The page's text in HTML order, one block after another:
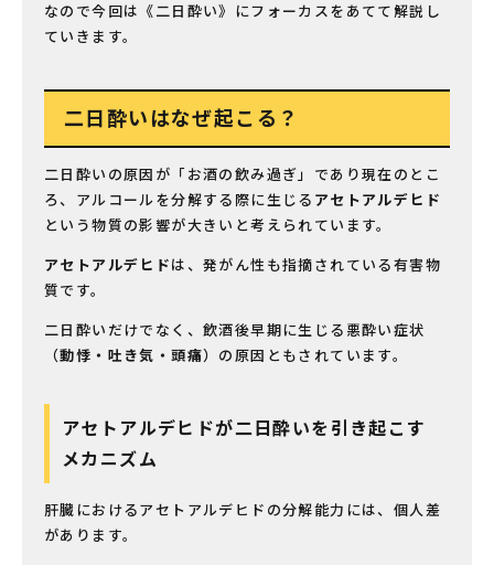
なので今回は《二日酔い》にフォーカスをあてて解説し
ていきます。
二日酔いはなぜ起こる？
二日酔いの原因が「お酒の飲み過ぎ」であり現在のとこ
ろ、アルコールを分解する際に生じる アセトアルデヒド
という物質の影響が大きいと考えられています。
アセトアルデヒドは、発がん性も指摘されている有害物
質です。
二日酔いだけでなく、飲酒後早期に生じる悪酔い症状
（動悸・吐き気・頭痛）の原因ともされています。
アセトアルデヒドが二日酔いを引き起こす
メカニズム
肝臓におけるアセトアルデヒドの分解能力には、個人差
があります。